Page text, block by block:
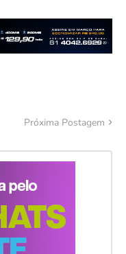
Próxima Postagem